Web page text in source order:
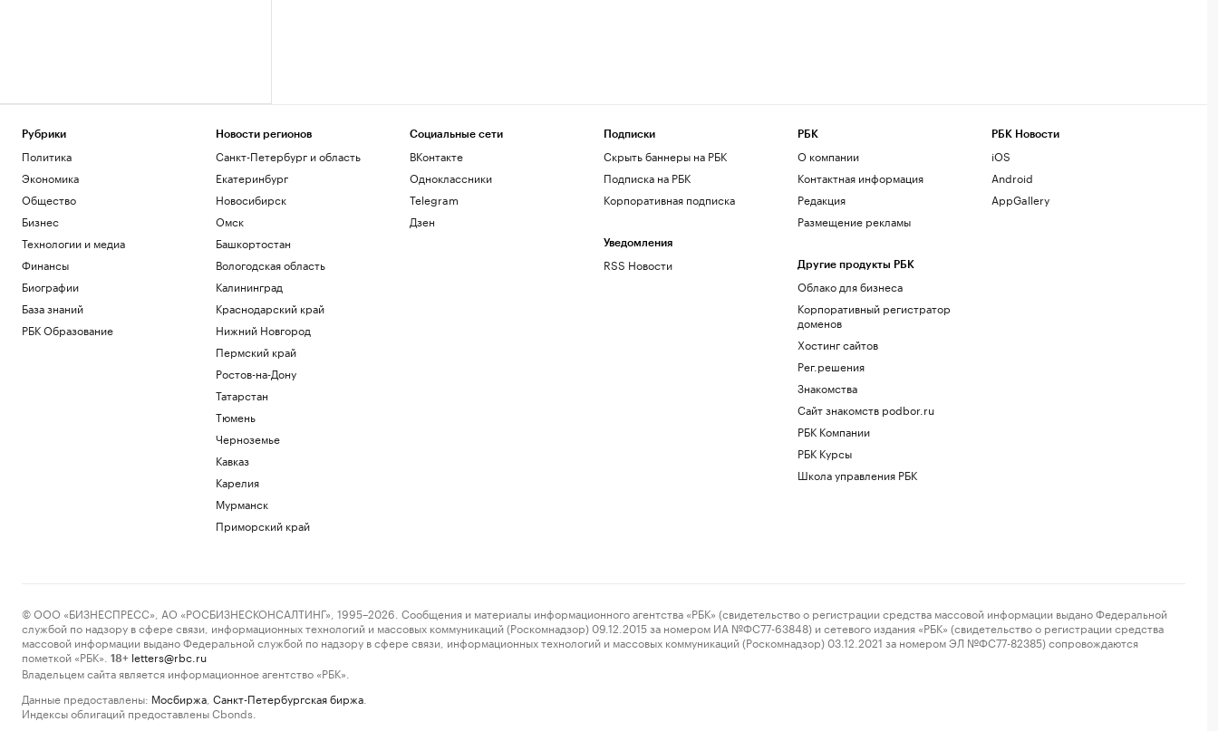
Рубрики
Политика
Экономика
Общество
Бизнес
Технологии и медиа
Финансы
Биографии
База знаний
РБК Образование
Новости регионов
Санкт-Петербург и область
Екатеринбург
Новосибирск
Омск
Башкортостан
Вологодская область
Калининград
Краснодарский край
Нижний Новгород
Пермский край
Ростов-на-Дону
Татарстан
Тюмень
Черноземье
Кавказ
Карелия
Мурманск
Приморский край
Социальные сети
ВКонтакте
Одноклассники
Telegram
Дзен
Подписки
Скрыть баннеры на РБК
Подписка на РБК
Корпоративная подписка
Уведомления
RSS Новости
РБК
О компании
Контактная информация
Редакция
Размещение рекламы
Другие продукты РБК
Облако для бизнеса
Корпоративный регистратор
доменов
Хостинг сайтов
Рег.решения
Знакомства
Сайт знакомств podbor.ru
РБК Компании
РБК Курсы
Школа управления РБК
РБК Новости
iOS
Android
AppGallery
© ООО «БИЗНЕСПРЕСС», АО «РОСБИЗНЕСКОНСАЛТИНГ», 1995–2026. Сообщения и материалы информационного агентства «РБК» (свидетельство о регистрации средства массовой информации выдано Федеральной
службой по надзору в сфере связи, информационных технологий и массовых коммуникаций (Роскомнадзор) 09.12.2015 за номером ИА №ФС77-63848) и сетевого издания «РБК» (свидетельство о регистрации средства
массовой информации выдано Федеральной службой по надзору в сфере связи, информационных технологий и массовых коммуникаций (Роскомнадзор) 03.12.2021 за номером ЭЛ №ФС77-82385) сопровождаются
пометкой «РБК».
18+ letters@rbc.ru
Владельцем сайта является информационное агентство «РБК».
Данные предоставлены: Мосбиржа Санкт-Петербургская биржа
Индексы облигаций предоставлены Cbonds.